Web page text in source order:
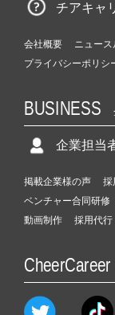
チアキャ
会社概要 ニュース
プライバシーポリシ
BUSINESS
企業担当
掲載企業様の声 採
ベンチャー合同研修
動画制作
採用代行